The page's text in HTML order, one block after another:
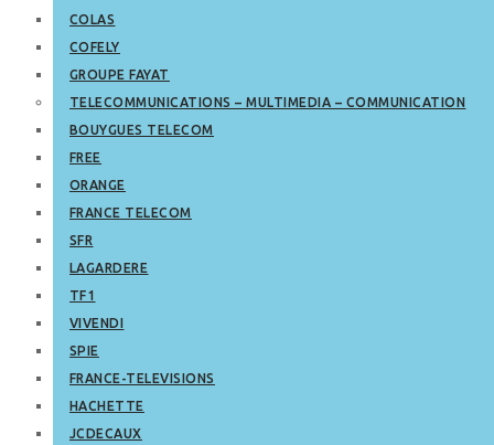
COLAS
COFELY
GROUPE FAYAT
TELECOMMUNICATIONS – MULTIMEDIA – COMMUNICATION
BOUYGUES TELECOM
FREE
ORANGE
FRANCE TELECOM
SFR
LAGARDERE
TF1
VIVENDI
SPIE
FRANCE-TELEVISIONS
HACHETTE
JCDECAUX